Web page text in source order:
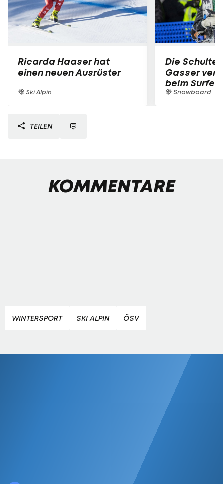
Ricarda Haaser hat
einen neuen Ausrüster
Ski Alpin
Die
Gasser
beim Surfen
Snowboard
TEILEN
KOMMENTARE
WINTERSPORT SKI ALPIN ÖSV